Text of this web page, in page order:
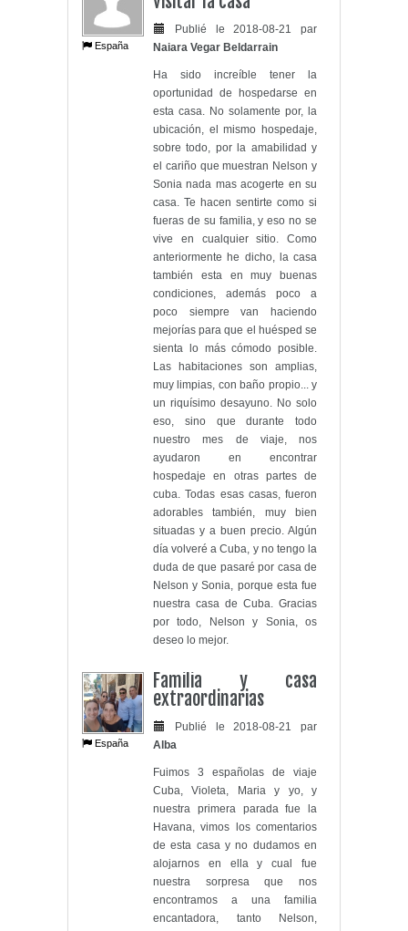
España
Publié le 2018-08-21 par
Naiara Vegar Beldarrain
Ha sido increíble tener la
oportunidad de hospedarse en
esta casa. No solamente por, la
ubicación, el mismo hospedaje,
sobre todo, por la amabilidad y
el cariño que muestran Nelson y
Sonia nada mas acogerte en su
casa. Te hacen sentirte como si
fueras de su familia, y eso no se
vive en cualquier sitio. Como
anteriormente he dicho, la casa
también esta en muy buenas
condiciones, además poco a
poco siempre van haciendo
mejorías para que el huésped se
sienta lo más cómodo posible.
Las habitaciones son amplias,
muy limpias, con baño propio... y
un riquísimo desayuno. No solo
eso, sino que durante todo
nuestro mes de viaje, nos
ayudaron en encontrar
hospedaje en otras partes de
cuba. Todas esas casas, fueron
adorables también, muy bien
situadas y a buen precio. Algún
día volveré a Cuba, y no tengo la
duda de que pasaré por casa de
Nelson y Sonia, porque esta fue
nuestra casa de Cuba. Gracias
por todo, Nelson y Sonia, os
deseo lo mejor.
España
Familia y casa
extraordinarias
Publié le 2018-08-21 par
Alba
Fuimos 3 españolas de viaje
Cuba, Violeta, Maria y yo, y
nuestra primera parada fue la
Havana, vimos los comentarios
de esta casa y no dudamos en
alojarnos en ella y cual fue
nuestra sorpresa que nos
encontramos a una familia
encantadora, tanto Nelson,